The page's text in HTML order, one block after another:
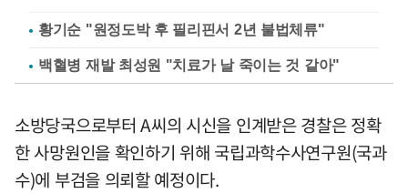
황기순 "원정도박 후 필리핀서 2년 불법체류"
백혈병 재발 최성원 "치료가 날 죽이는 것 같아"
소방당국으로부터 A씨의 시신을 인계받은 경찰은 정확
한 사망원인을 확인하기 위해 국립과학수사연구원(국과
수)에 부검을 의뢰할 예정이다.